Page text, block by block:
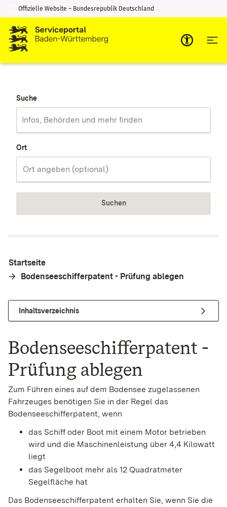
Zum Inhalt springen
Zur Suche springen
Offizielle Website – Bundesrepublik Deutschland
Suche
Ort
Suchen
Startseite
Bodenseeschifferpatent - Prüfung ablegen
Inhaltsverzeichnis
Bodenseeschifferpatent -
Prüfung ablegen
Zum Führen eines auf dem Bodensee zugelassenen
Fahrzeuges benötigen Sie in der Regel das
Bodenseeschifferpatent, wenn
das Schiff oder Boot mit einem Motor betrieben
wird und die Maschinenleistung über 4,4 Kilowatt
liegt
das Segelboot mehr als 12 Quadratmeter
Segelfläche hat
Das Bodenseeschifferpatent erhalten Sie, wenn Sie die